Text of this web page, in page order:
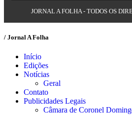
JORNAL A FOLHA - TODOS OS
/ Jornal A Folha
Início
Edições
Notícias
Geral
Contato
Publicidades Legais
Câmara de Coronel